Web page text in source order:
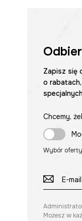
Zapisz się
o
Chcemy,
Wybór
Możesz w